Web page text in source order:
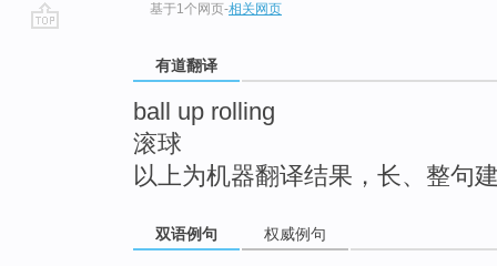
基于1个网页-相关网页
有道翻译
ball up rolling
滚球
以上为机器翻译结果，长、整句
双语例句 权威例句